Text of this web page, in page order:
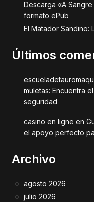
Descarga «A
formato ePub
El Matador Sandino:
Últimos
muletas: Encuentra
seguridad
casino en ligne en
el apoyo perfecto
Archivo
agosto 2026
julio 2026